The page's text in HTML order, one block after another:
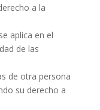
a la
aplica en el
de las
de otra persona
su derecho a